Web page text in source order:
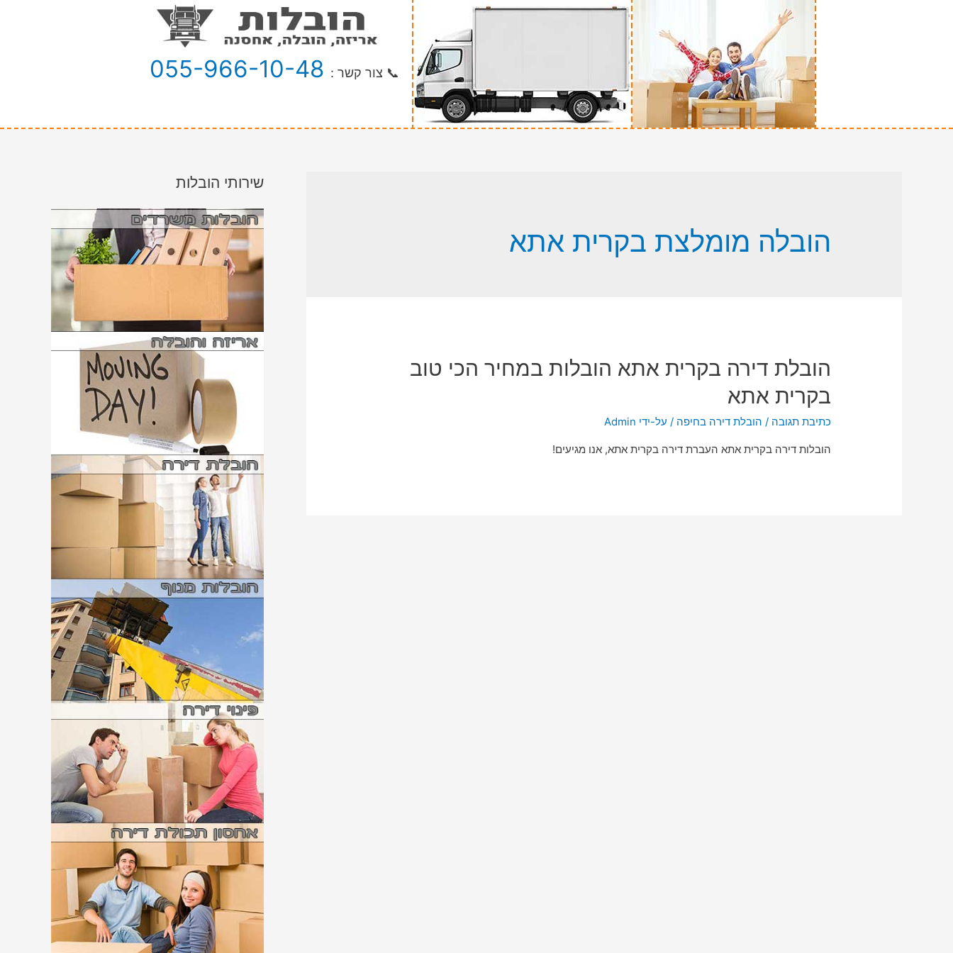
📞 צור קשר : 055-966-10-48
הובלה מומלצת בקרית אתא
הובלת דירה בקרית אתא הובלות במחיר הכי טוב
בקרית אתא
כתיבת תגובה / הובלת דירה בחיפה / על-ידי Admin
הובלות דירה בקרית אתא העברת דירה בקרית אתא, אנו מגיעים!
שירותי הובלות